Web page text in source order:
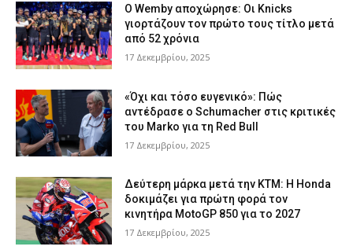
Ο Wemby αποχώρησε: Οι Knicks
γιορτάζουν τον πρώτο τους τίτλο μετά
από 52 χρόνια
17 Δεκεμβρίου, 2025
«Όχι και τόσο ευγενικό»: Πώς
αντέδρασε ο Schumacher στις κριτικές
του Marko για τη Red Bull
17 Δεκεμβρίου, 2025
Δεύτερη μάρκα μετά την KTM: Η Honda
δοκιμάζει για πρώτη φορά τον
κινητήρα MotoGP 850 για το 2027
17 Δεκεμβρίου, 2025